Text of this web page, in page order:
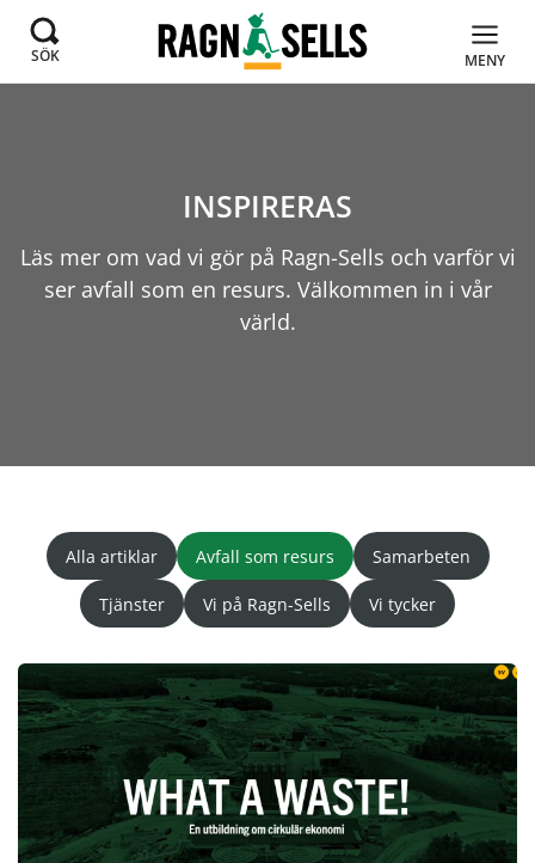
SÖK MENY
INSPIRERAS
Läs mer om vad vi gör på Ragn-Sells och varför vi
ser avfall som en resurs. Välkommen in i vår
värld.
Artiklar från Ragn-Sells
Alla artiklar Avfall som resurs Samarbeten
Tjänster Vi på Ragn-Sells Vi tycker